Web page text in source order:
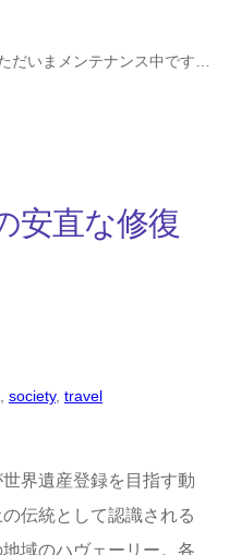
だいまメンテナンス中です…
安直な修復
society, travel
界遺産登録を目指す動
伝統として認識される
域のハヴェーリー。各